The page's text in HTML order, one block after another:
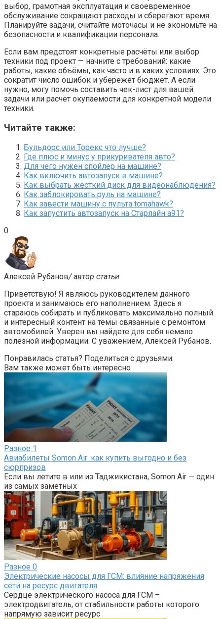
выбор, грамотная эксплуатация и своевременное
обслуживание сокращают расходы и сберегают время.
Планируйте задачи, считайте моточасы и не экономьте на
безопасности и квалификации персонала.
Если вам предстоят конкретные расчёты или выбор
техники под проект — начните с требований: какие
работы, какие объёмы, как часто и в каких условиях. Это
сократит число ошибок и убережёт бюджет. А если
нужно, могу помочь составить чек-лист для вашей
задачи или расчёт окупаемости для конкретной модели
техники.
Читайте также:
Бульдорс или Торекс что лучше?
Где плюс и минус у прикуривателя авто?
Для чего нужен спойлер на машине?
Как включить автозапуск в машине?
Как выбрать жесткий диск для видеонаблюдения?
Как заблокировать руль на машине?
Как завести машину с пульта tomahawk?
Как запустить автозапуск на Старлайн а91?
0
Алексей Рубанов/ автор статьи
Приветствую! Я являюсь руководителем данного
проекта и занимаюсь его наполнением. Здесь я
стараюсь собирать и публиковать максимально полный
и интересный контент на темы связанные с ремонтом
автомобилей. Уверен вы найдете для себя немало
полезной информации. С уважением, Алексей Рубанов.
Понравилась статья? Поделиться с друзьями:
Вам также может быть интересно
Разное 1
Авиабилеты Somon Air: как купить выгодно и без
сюрпризов
Если вы летите в или из Таджикистана, Somon Air — один
из самых заметных
Разное 0
Электрические насосы для ГСМ: влияние напряжения
сети на ресурс двигателя
Сердце электрического насоса для ГСМ –
электродвигатель, от стабильности работы которого
напрямую зависит ресурс